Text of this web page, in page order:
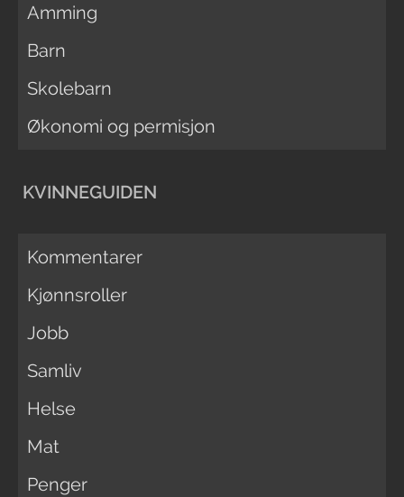
Amming
Barn
Skolebarn
Økonomi og permisjon
KVINNEGUIDEN
Kommentarer
Kjønnsroller
Jobb
Samliv
Helse
Mat
Penger